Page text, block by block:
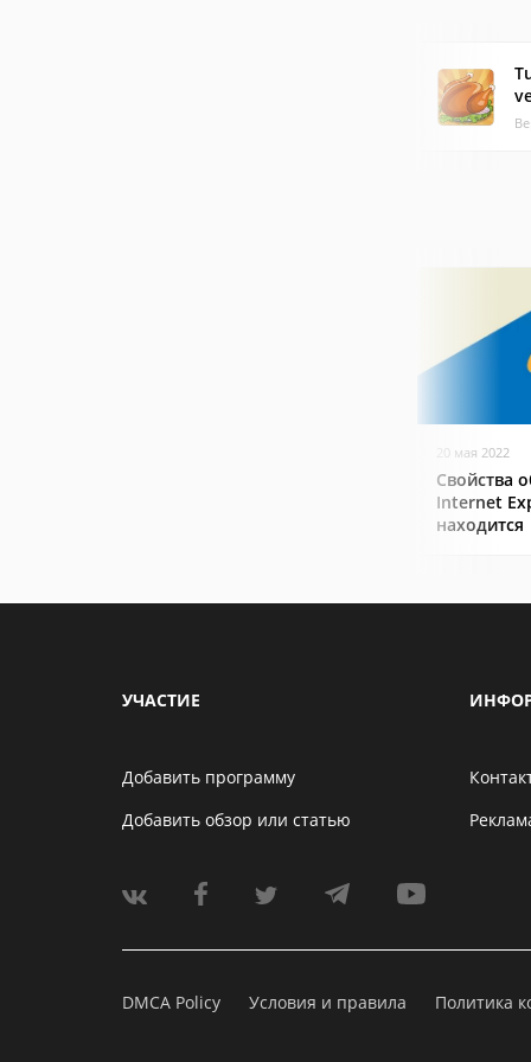
20 мая 2022
Свойства
Internet
находится
УЧАСТИЕ
Добавить программу
Добавить обзор или статью
DMCA Policy Условия и правила Политика